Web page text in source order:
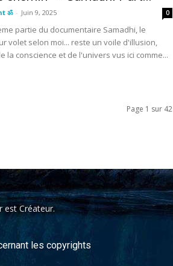
ॐ - Juin 9, 2025 0
partie du documentaire Samadhi, le
volet selon moi... reste un voile d'illusion,
la conscience et de l'univers vus ici comme...
Page 1 sur 42
est Créateur.
les copyrights